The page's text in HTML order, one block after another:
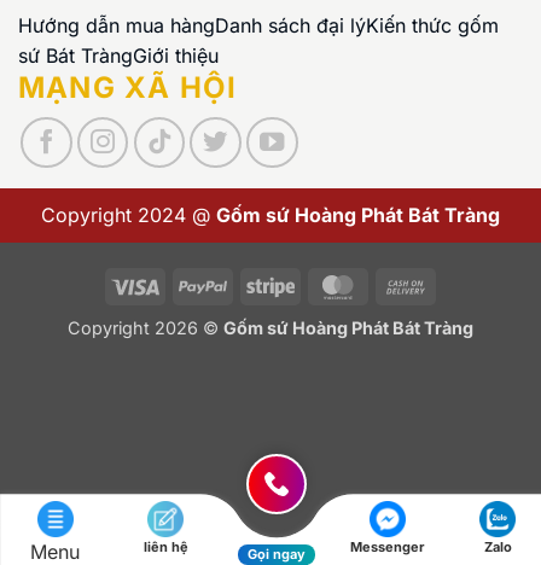
Hướng dẫn mua hàngDanh sách đại lýKiến thức gốm
sứ Bát TràngGiới thiệu
MẠNG XÃ HỘI
Copyright 2024 @ Gốm sứ Hoàng Phát Bát Tràng
Visa PayPal Stripe MasterCard
Delivery
Copyright 2026 © Gốm sứ Hoàng Phát Bát Tràng
Menu liên hệ Gọi ngay Messenger Zalo